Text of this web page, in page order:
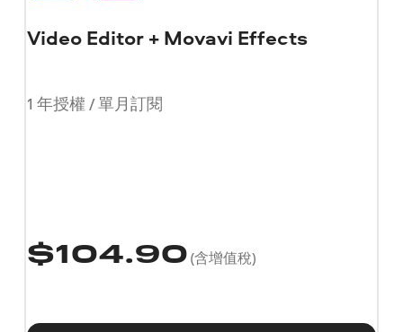
Video Editor + Movavi Effects
1 年授權 / 單月訂閱
$104.90(含增值稅)